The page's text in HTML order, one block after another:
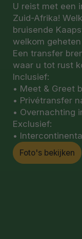
U reist met een
Zuid-Afrika!
bruisende
welkom
Een transfer
waar u tot rust
Inclusief:
• Meet & Greet
• Privétransfer
• Overnachting
Exclusief:
•
Foto's bekijken